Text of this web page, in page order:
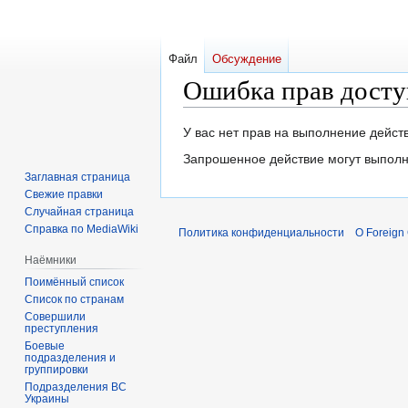
Ошибка прав
Перейти
к
Перейти
к
У вас нет прав на выполнение
Запрошенное действие могут
Файл Обсуждение
Заглавная страница
Свежие правки
Случайная страница
Справка по MediaWiki
Наёмники
Поимённый список
Список по странам
Совершили
преступления
Боевые
подразделения и
группировки
Подразделения ВС
Украины
Политика конфиденциальности О Foreign